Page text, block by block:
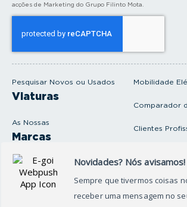
Pesquisar Novos ou Usados
Viaturas
As Nossas
Marcas
Produtos e serviços
Oficina
Mobilidade
Comparador
Clientes
Seguros
acções de Marketing do Grupo Filinto Mota.